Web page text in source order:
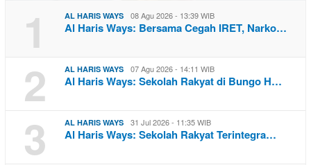
1 AL HARIS WAYS 08 Agu 2026 - 13:39 WIB
Al Haris Ways: Bersama Cegah IRET, Narko…
2 AL HARIS WAYS 07 Agu 2026 - 14:11 WIB
Al Haris Ways: Sekolah Rakyat di Bungo H…
3 AL HARIS WAYS 31 Jul 2026 - 11:35 WIB
Al Haris Ways: Sekolah Rakyat Terintegra…